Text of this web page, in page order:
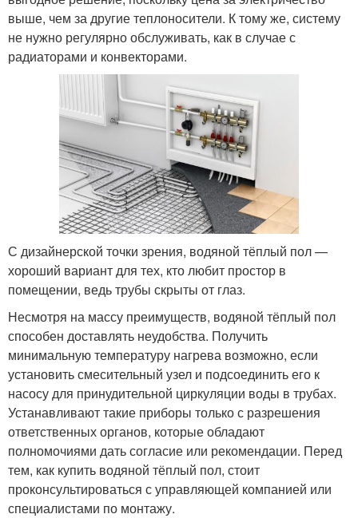
выше, чем за другие теплоносители. К тому же, систему
не нужно регулярно обслуживать, как в случае с
радиаторами и конвекторами.
С дизайнерской точки зрения, водяной тёплый пол —
хороший вариант для тех, кто любит простор в
помещении, ведь трубы скрыты от глаз.
Несмотря на массу преимуществ, водяной тёплый пол
способен доставлять неудобства. Получить
минимальную температуру нагрева возможно, если
установить смесительный узел и подсоединить его к
насосу для принудительной циркуляции воды в трубах.
Устанавливают такие приборы только с разрешения
ответственных органов, которые обладают
полномочиями дать согласие или рекомендации. Перед
тем, как купить водяной тёплый пол, стоит
проконсультироваться с управляющей компанией или
специалистами по монтажу.